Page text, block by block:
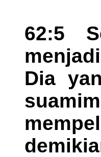
62:5
Dia